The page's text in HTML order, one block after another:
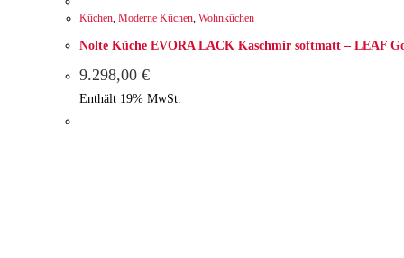
Küchen, Moderne Küchen, Wohnküchen
Nolte Küche EVORA LACK Kaschmir softmatt – LEAF
9.298,00 €
Enthält 19% MwSt.